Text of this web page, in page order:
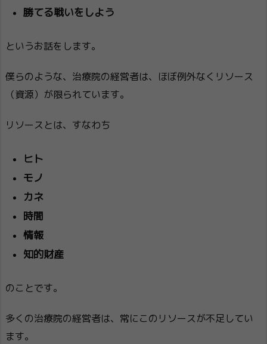
勝てる戦いをしよう
というお話をします。
僕らのような、治療院の経営者は、ほぼ例外なくリソース
（資源）が限られています。
リソースとは、すなわち
ヒト
モノ
カネ
時間
情報
知的財産
のことです。
多くの治療院の経営者は、常にこのリソースが不足してい
ます。